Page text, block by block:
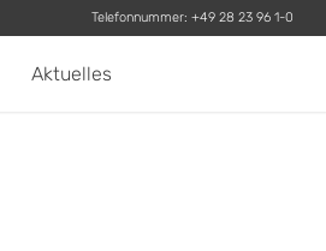
Telefonnummer:+49 28 23 96 1-0
Aktuelles